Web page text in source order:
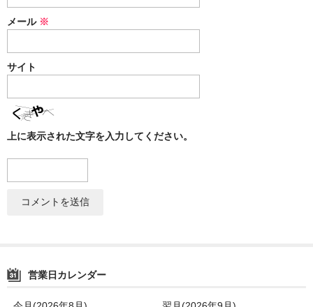
メール ※
サイト
上に表示された文字を入力してください。
営業日カレンダー